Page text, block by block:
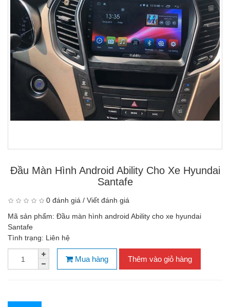
Đầu Màn Hình Android Ability Cho Xe Hyundai
Santafe
0 đánh giá / Viết đánh giá
Mã sản phẩm: Đầu màn hình android Ability cho xe hyundai
Santafe
Tình trạng: Liên hệ
Mua hàng Thêm vào giỏ hàng